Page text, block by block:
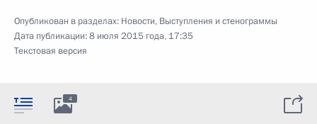
Опубликован в разделах: Новости, Выступления и стенограммы
Дата публикации:8 июля 2015 года, 17:35
Текстовая версия
4